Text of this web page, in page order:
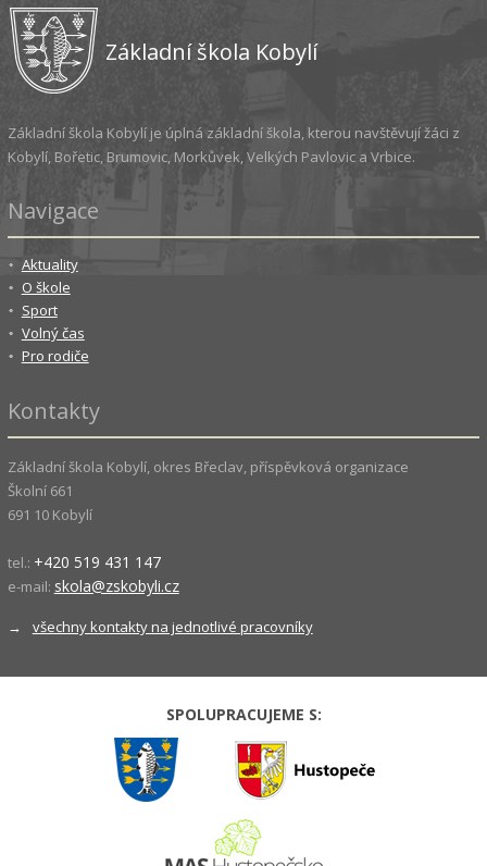
Základní škola Kobylí
Základní škola Kobylí je úplná základní škola, kterou navštěvují žáci z
Kobylí, Bořetic, Brumovic, Morkůvek, Velkých Pavlovic a Vrbice.
Navigace
Aktuality
O škole
Sport
Volný čas
Pro rodiče
Kontakty
Základní škola Kobylí, okres Břeclav, příspěvková organizace
Školní 661
691 10 Kobylí
tel.: +420 519 431 147
e-mail: skola@zskobyli.cz
→ všechny kontakty na jednotlivé pracovníky
SPOLUPRACUJEME S: